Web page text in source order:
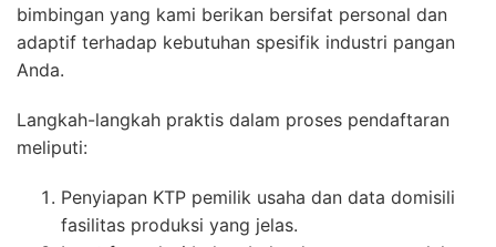
bimbingan yang kami berikan bersifat personal dan
adaptif terhadap kebutuhan spesifik industri pangan
Anda.
Langkah-langkah praktis dalam proses pendaftaran
meliputi:
Penyiapan KTP pemilik usaha dan data domisili
fasilitas produksi yang jelas.